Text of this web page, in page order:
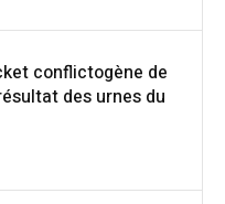
conflictogène de
des urnes du